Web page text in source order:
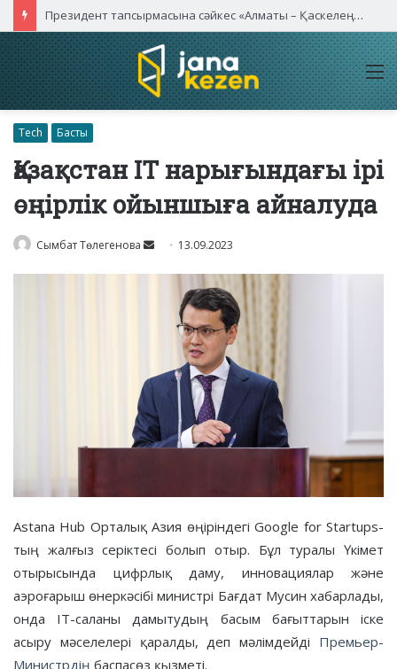
Президент тапсырмасына сәйкес «Алматы – Қаскелең» автожолы сегіз жолаққа дейін кеңейтіледі
Tech Басты
Қазақстан IT нарығындағы ірі
өңірлік ойыншыға айналуда
Сымбат Төлегенова
Send 13.09.2023
Astana Hub Орталық Азия өңіріндегі Google for Startups-
тың жалғыз серіктесі болып отыр. Бұл туралы Үкімет
отырысында цифрлық даму, инновациялар және
аэроғарыш өнеркәсібі министрі Бағдат Мусин хабарлады,
онда IT-саланы дамытудың басым бағыттарын іске
асыру мәселелері қаралды, деп мәлімдейді Премьер-
Министрдің баспасөз қызметі.